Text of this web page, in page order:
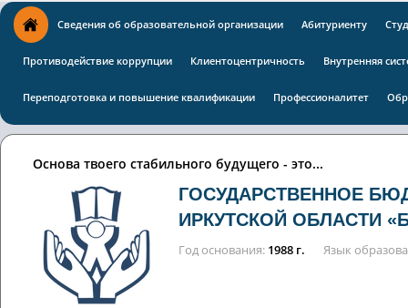
Сведения об образовательной организации Абитуриенту
Противодействие коррупции Клиентоцентричность Внутренняя
Переподготовка и повышение квалификации Профессионалитет
Основа твоего стабильного будущего - это...
ГОСУДАРСТВЕННОЕ
ИРКУТСКОЙ ОБЛАСТИ
Год основания 1988 г. Язык